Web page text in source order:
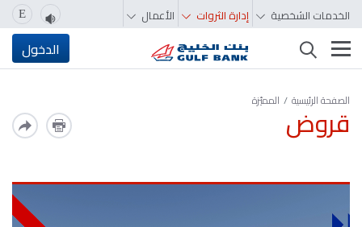
الخدمات الشخصية إدارة الثروات الأعمال E
تغيير التصفّح الدخول
الصفحة الرئيسية المميّزة‬‬‬‬‬‬‬‬‬‬
قروض